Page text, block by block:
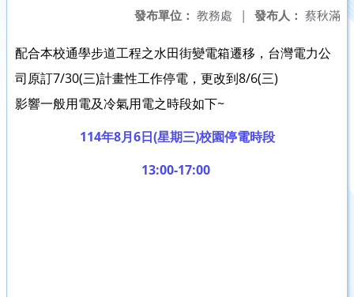
發布人： 蔡秋滿
發布單位： 教務處 |
配合本校通學步道工程之水田街變電箱遷移，台灣電力公
司原訂7/30(三)計畫性工作停電，更改到8/6(三)
影響一般用電及冷氣用電之時段如下~
114年8月6日(星期三)校園停電時段
13:00-17:00